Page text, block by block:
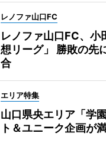
レノファ山口FC
レノファ山口FC、小
想リーグ」 勝敗の先
合
エリア特集
山口県央エリア「学
ト＆ユニーク企画が